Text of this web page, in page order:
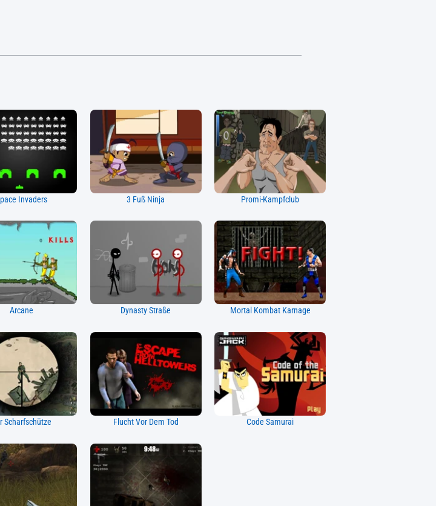
Invaders 3 Fuß Ninja Promi-Kampfclub
Arcane Dynasty Straße Mortal Kombat Karnage
Scharfschütze Flucht Vor Dem Tod Code Samurai